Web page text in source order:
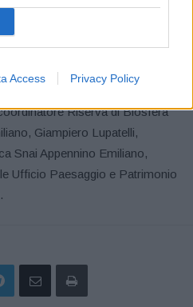
Access Privacy Policy
Cervi e Archivio Piacentini, gli
Centrale ed Emilia
territorio. Venerdì 30 luglio, alle
invece la presentazione.
Riserva di Biosfera
Giampiero Lupatelli,
Snai Appennino Emiliano,
Ufficio Paesaggio e Patrimonio